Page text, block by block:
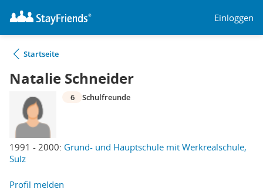
Einloggen
Startseite
Natalie Schneider
1991 - 2000: Grund- und Hauptschule mit Werkrealschule,
Sulz
6 Schulfreunde
Profil melden